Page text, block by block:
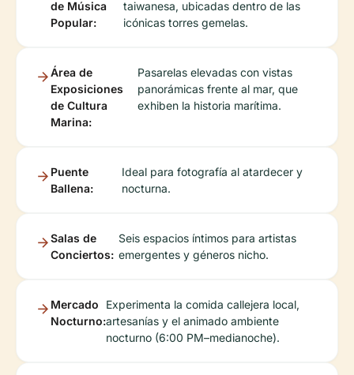
de Música
Popular:
taiwanesa, ubicadas dentro de las
icónicas torres gemelas.
Área de
Exposiciones
de Cultura
Marina:
Pasarelas elevadas con vistas
panorámicas frente al mar, que
exhiben la historia marítima.
Puente
Ballena:
Ideal para fotografía al atardecer y
nocturna.
Salas de
Conciertos:
Seis espacios íntimos para artistas
emergentes y géneros nicho.
Mercado
Nocturno:
Experimenta la comida callejera local,
artesanías y el animado ambiente
nocturno (6:00 PM–medianoche).